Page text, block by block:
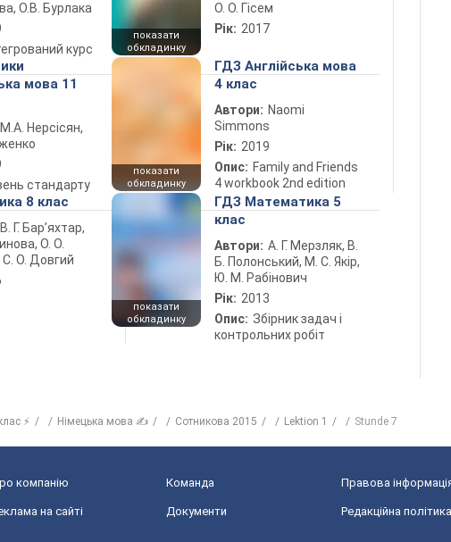
О.В. Бурлака
курс
показати
обкладинку
О. О. Гісем
Рік: 2017
мова 11
М.А. Нерсісян,
стандарту
показати
обкладинку
ГДЗ Англійська мова
4 клас
Автори: Naomi
Simmons
Рік: 2019
Опис: Family and Friends
4 workbook 2nd edition
8 клас
В. Г. Бар’яхтар,
О. О.
С. О. Довгий
показати
обкладинку
ГДЗ Математика 5
клас
Автори: А. Г. Мерзляк, В.
Б. Полонський, М. С. Якір,
Ю. М. Рабінович
Рік: 2013
Опис: Збірник задач і
контрольних робіт
⚡ Німецька мова ✍ Сотникова 2015 Lektion 1 Stunde 7
компанію Команда Правова
на сайті Документи Редакційна політика